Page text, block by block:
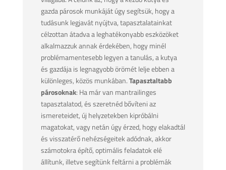
gazda párosok munkáját úgy segítsük, hogy a
tudásunk legjavát nyújtva, tapasztalatainkat
célzottan átadva a leghatékonyabb eszközöket
alkalmazzuk annak érdekében, hogy minél
problémamentesebb legyen a tanulás, a kutya
és gazdája is legnagyobb örömét lelje ebben a
különleges, közös munkában.Tapasztaltabb
párosoknak: Ha már van mantrailinges
tapasztalatod, és szeretnéd bővíteni az
ismereteidet, új helyzetekben kipróbálni
magatokat, vagy netán úgy érzed, hogy elakadtál
és visszatérő nehézségeitek adódnak, akkor
számotokra építő, optimális feladatok elé
állítunk, illetve segítünk feltárni a problémák